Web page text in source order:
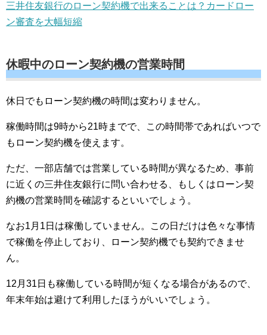
三井住友銀行のローン契約機で出来ることは？カードロー
ン審査を大幅短縮
休暇中のローン契約機の営業時間
休日でもローン契約機の時間は変わりません。
稼働時間は9時から21時までで、この時間帯であればいつで
もローン契約機を使えます。
ただ、一部店舗では営業している時間が異なるため、事前
に近くの三井住友銀行に問い合わせる、もしくはローン契
約機の営業時間を確認するといいでしょう。
なお1月1日は稼働していません。この日だけは色々な事情
で稼働を停止しており、ローン契約機でも契約できませ
ん。
12月31日も稼働している時間が短くなる場合があるので、
年末年始は避けて利用したほうがいいでしょう。